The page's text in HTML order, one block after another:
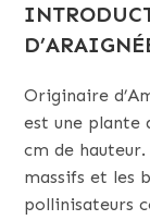
Originaire
est une plante
cm de
massifs et les
pollinisateurs